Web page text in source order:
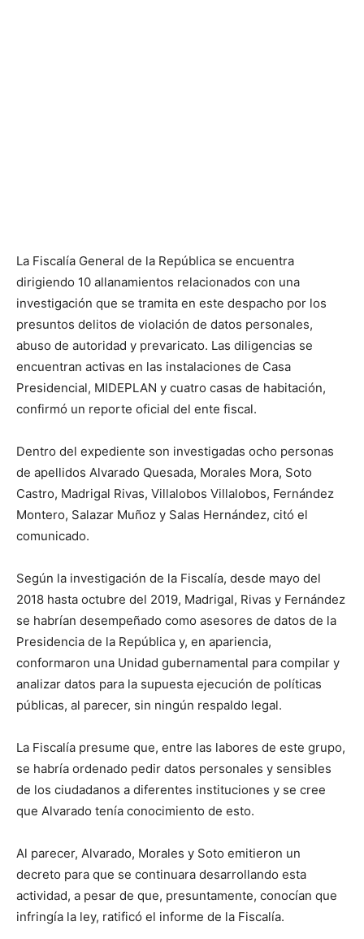
La Fiscalía General de la República se encuentra
dirigiendo 10 allanamientos relacionados con una
investigación que se tramita en este despacho por los
presuntos delitos de violación de datos personales,
abuso de autoridad y prevaricato. Las diligencias se
encuentran activas en las instalaciones de Casa
Presidencial, MIDEPLAN y cuatro casas de habitación,
confirmó un reporte oficial del ente fiscal.
Dentro del expediente son investigadas ocho personas
de apellidos Alvarado Quesada, Morales Mora, Soto
Castro, Madrigal Rivas, Villalobos Villalobos, Fernández
Montero, Salazar Muñoz y Salas Hernández, citó el
comunicado.
Según la investigación de la Fiscalía, desde mayo del
2018 hasta octubre del 2019, Madrigal, Rivas y Fernández
se habrían desempeñado como asesores de datos de la
Presidencia de la República y, en apariencia,
conformaron una Unidad gubernamental para compilar y
analizar datos para la supuesta ejecución de políticas
públicas, al parecer, sin ningún respaldo legal.
La Fiscalía presume que, entre las labores de este grupo,
se habría ordenado pedir datos personales y sensibles
de los ciudadanos a diferentes instituciones y se cree
que Alvarado tenía conocimiento de esto.
Al parecer, Alvarado, Morales y Soto emitieron un
decreto para que se continuara desarrollando esta
actividad, a pesar de que, presuntamente, conocían que
infringía la ley, ratificó el informe de la Fiscalía.